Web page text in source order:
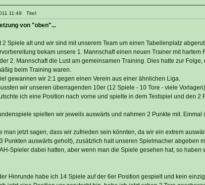
11:49 Titel:
von "oben"...
2 Spiele alt und wir sind mit unserem Team um einen Tabellenplatz
bekam unsere 1. Mannschaft einen neuen Trainer mit hartem
2. Mannschaft die Lust am gemeinsamen Training. Dies hatte zur Folge,
beim Training waren.
gewannen wir 2:1 gegen einen Verein aus einer ähnlichen Liga.
wir unseren überragenden 10er (12 Spiele - 10 Tore - viele
ich eine Position nach vorne und spielte in dem Testspiel und den 2
spielten wir jeweils auswärts und nahmen 2 Punkte mit. Einmal
man jetzt sagen, dass wir zufrieden sein könnten, da wir ein extrem
Punkten auswärts geholt), zusätzlich halt unseren Spielmacher abgeben
Spieler dabei hatten, aber wenn man die Spiele gesehen hat, so haben
Hinrunde habe ich 14 Spiele auf der 6er Position gespielt und kein